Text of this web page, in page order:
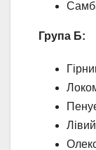
Група Б: